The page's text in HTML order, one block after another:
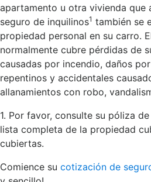
apartamento u otra vivienda que
seguro de inquilinos1 también se
propiedad personal en su carro.
normalmente cubre pérdidas de
causadas por incendio, daños
repentinos y accidentales
allanamientos con robo,
1. Por favor, consulte su póliza
lista completa de la propiedad
cubiertas.
Comience su cotización de